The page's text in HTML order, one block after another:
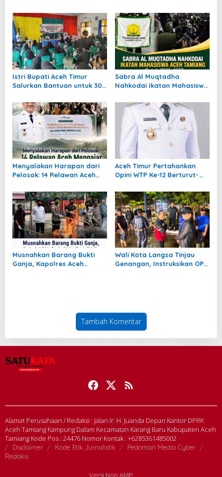
Istri Bupati Aceh Timur
Salurkan Bantuan untuk 309
Peureulak
Sabra Al Muqtadha
Nahkodai Ikatan Mahasiswa
2027
Menyalakan Harapan dari
Pelosok: 14 Relawan Aceh
Pedalaman Aceh Tamiang
Aceh Timur Pertahankan
Opini WTP Ke-12 Berturut-
Musnahkan Barang Bukti
Ganja, Kapolres Aceh
Wali Kota Langsa Tinjau
Genangan, Instruksikan OPD
Tambah Komentar
Alamat Perusahaan / Redaksi : Jalan Ir. H. Juanda Depan Kantor DPRK
Aceh Tamiang Kampung Dalam Kecamatan Karang Baru Kabupaten Aceh
Tamiang Kode Pos : 24476 Nomor Kontak : +6285361485002
Disclaimer Kode Etik Jurnalistik
Pedoman Media Cyber
Redaksi
Versi Non AMP